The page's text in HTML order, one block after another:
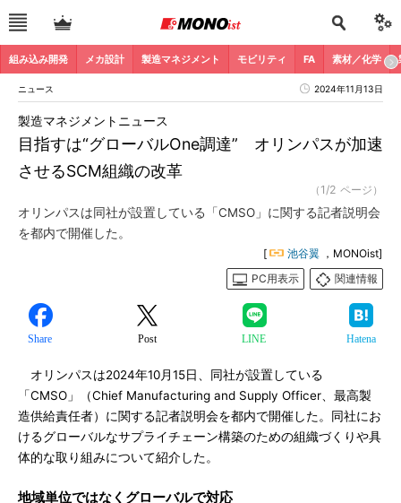
組み込み開発 メカ設計 製造マネジメント モビリティ FA 素材／化学
ニュース 2024年11月13日
目指すは“グローバルOne調達” オリンパスが加速
させるSCM組織の改革
製造マネジメントニュース
（1/2 ページ）
オリンパスは同社が設置している「CMSO」に関する記者説明会
を都内で開催した。
[ 池谷翼 ，MONOist]
PC用表示
関連情報
Share Post LINE Hatena
オリンパスは2024年10月15日、同社が設置している
「CMSO」（Chief Manufacturing and Supply Officer、最高製
造供給責任者）に関する記者説明会を都内で開催した。同社にお
けるグローバルなサプライチェーン構築のための組織づくりや具
体的な取り組みについて紹介した。
地域単位ではなくグローバルで対応